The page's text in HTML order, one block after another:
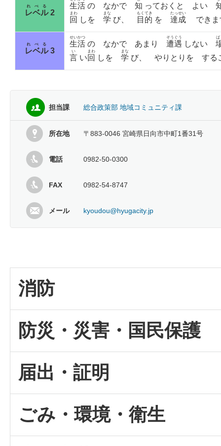
レベル
れべる
2
生活 の なかで 知 っておくと よい
回
まわ
しを 学
まな
び、 目的
もくてき
を 達成
たっせい
できま
レベル
れべる
3
生活
せいかつ
の なかで あまり 遭遇
そうぐう
しない
言
い
い回
まわ
しを 学
まな
び、 やりとりを する
担当課 総合政策部 地域コミュニティ課
所在地 〒883-0046 宮崎県日向市中町1番31号
電話 0982-50-0300
FAX 0982-54-8747
メール kyoudou@hyugacity.jp
消防
防災・災害・国民保護
届出・証明
ごみ・環境・衛生